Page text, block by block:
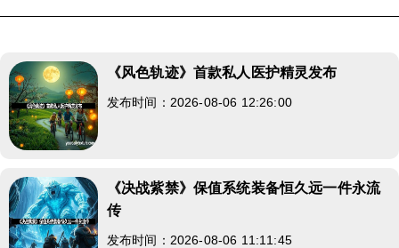
《风色轨迹》首款私人医护精灵发布
发布时间：2026-08-06 12:26:00
《决战紫禁》保值系统装备恒久远一件永流
传
发布时间：2026-08-06 11:11:45